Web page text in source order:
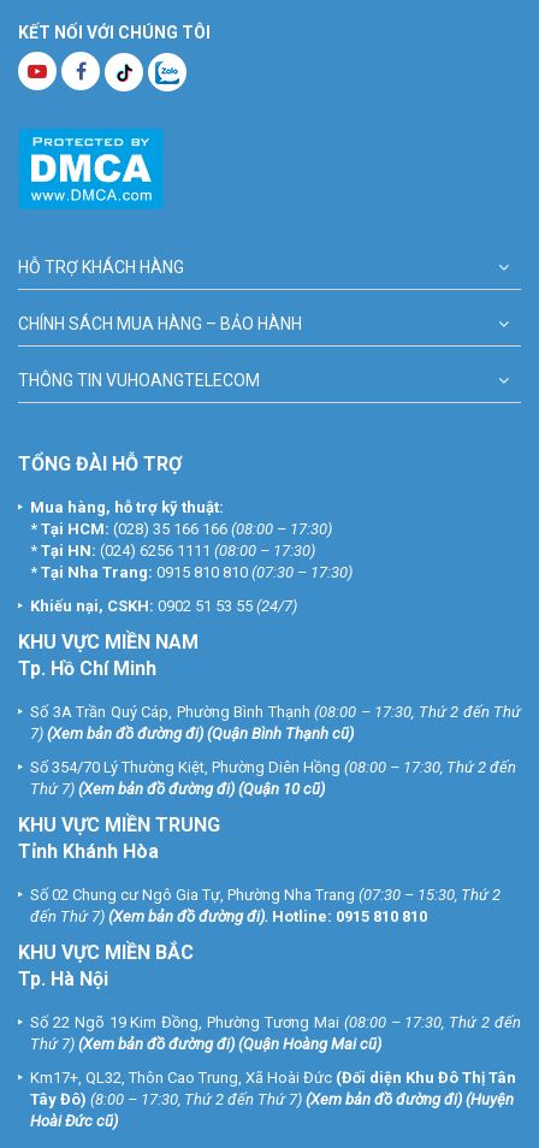
KẾT NỐI VỚI CHÚNG TÔI
HỖ TRỢ KHÁCH HÀNG
CHÍNH SÁCH MUA HÀNG – BẢO HÀNH
THÔNG TIN VUHOANGTELECOM
TỔNG ĐÀI HỖ TRỢ
Mua hàng, hỗ trợ kỹ thuật:
* Tại HCM: (028) 35 166 166 (08:00 – 17:30)
* Tại HN: (024) 6256 1111 (08:00 – 17:30)
* Tại Nha Trang: 0915 810 810 (07:30 – 17:30)
Khiếu nại, CSKH: 0902 51 53 55 (24/7)
KHU VỰC MIỀN NAM
Tp. Hồ Chí Minh
Số 3A Trần Quý Cáp, Phường Bình Thạnh (08:00 – 17:30, Thứ 2 đến Thứ
7) (Xem bản đồ đường đi) (Quận Bình Thạnh cũ)
Số 354/70 Lý Thường Kiệt, Phường Diên Hồng (08:00 – 17:30, Thứ 2 đến
Thứ 7) (Xem bản đồ đường đi) (Quận 10 cũ)
KHU VỰC MIỀN TRUNG
Tỉnh Khánh Hòa
Số 02 Chung cư Ngô Gia Tự, Phường Nha Trang (07:30 – 15:30, Thứ 2
đến Thứ 7) (Xem bản đồ đường đi). Hotline: 0915 810 810
KHU VỰC MIỀN BẮC
Tp. Hà Nội
Số 22 Ngõ 19 Kim Đồng, Phường Tương Mai (08:00 – 17:30, Thứ 2 đến
Thứ 7) (Xem bản đồ đường đi) (Quận Hoàng Mai cũ)
Km17+, QL32, Thôn Cao Trung, Xã Hoài Đức (Đối diện Khu Đô Thị Tân
Tây Đô) (8:00 – 17:30, Thứ 2 đến Thứ 7) (Xem bản đồ đường đi) (Huyện
Hoài Đức cũ)